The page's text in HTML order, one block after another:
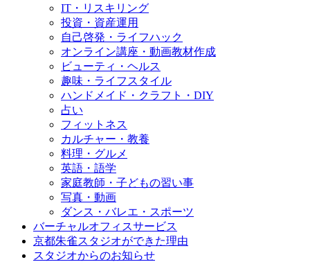
IT・リスキリング
投資・資産運用
自己啓発・ライフハック
オンライン講座・動画教材作成
ビューティ・ヘルス
趣味・ライフスタイル
ハンドメイド・クラフト・DIY
占い
フィットネス
カルチャー・教養
料理・グルメ
英語・語学
家庭教師・子どもの習い事
写真・動画
ダンス・バレエ・スポーツ
バーチャルオフィスサービス
京都朱雀スタジオができた理由
スタジオからのお知らせ